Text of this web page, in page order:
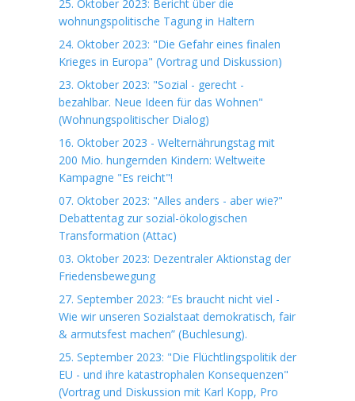
25. Oktober 2023: Bericht über die
wohnungspolitische Tagung in Haltern
24. Oktober 2023: "Die Gefahr eines finalen
Krieges in Europa" (Vortrag und Diskussion)
23. Oktober 2023: "Sozial - gerecht -
bezahlbar. Neue Ideen für das Wohnen"
(Wohnungspolitischer Dialog)
16. Oktober 2023 - Welternährungstag mit
200 Mio. hungernden Kindern: Weltweite
Kampagne "Es reicht"!
07. Oktober 2023: "Alles anders - aber wie?"
Debattentag zur sozial-ökologischen
Transformation (Attac)
03. Oktober 2023: Dezentraler Aktionstag der
Friedensbewegung
27. September 2023: “Es braucht nicht viel -
Wie wir unseren Sozialstaat demokratisch, fair
& armutsfest machen” (Buchlesung).
25. September 2023: "Die Flüchtlingspolitik der
EU - und ihre katastrophalen Konsequenzen"
(Vortrag und Diskussion mit Karl Kopp, Pro